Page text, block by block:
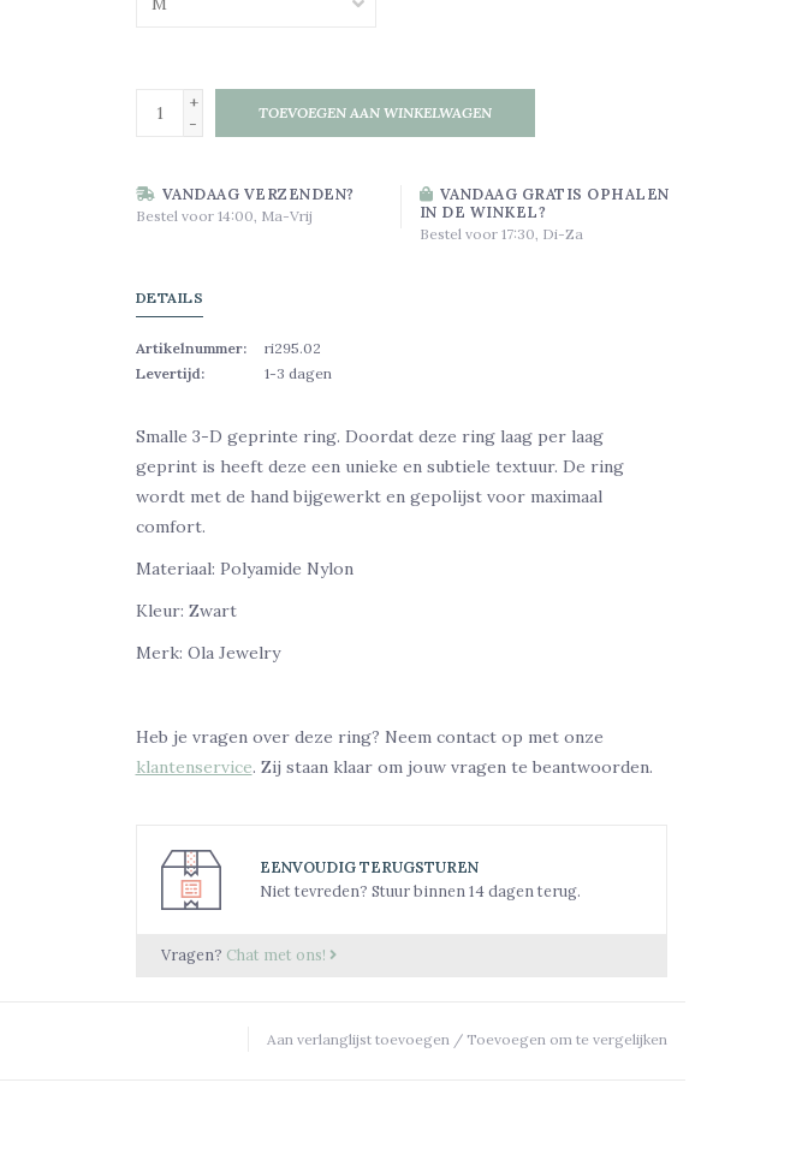
+
-
TOEVOEGEN AAN WINKELWAGEN
VANDAAG VERZENDEN?
Bestel voor 14:00, Ma-Vrij
VANDAAG GRATIS OPHALEN
IN DE WINKEL?
Bestel voor 17:30, Di-Za
DETAILS
Artikelnummer:
ri295.02
Levertijd:
1-3 dagen
Smalle 3-D geprinte ring. Doordat deze ring laag per laag
geprint is heeft deze een unieke en subtiele textuur. De ring
wordt met de hand bijgewerkt en gepolijst voor maximaal
comfort.
Materiaal: Polyamide Nylon
Kleur: Zwart
Merk: Ola Jewelry
Heb je vragen over deze ring? Neem contact op met onze
klantenservice. Zij staan klaar om jouw vragen te beantwoorden.
EENVOUDIG TERUGSTUREN
Niet tevreden? Stuur binnen 14 dagen terug.
Vragen? Chat met ons!
Aan verlanglijst toevoegen / Toevoegen om te vergelijken